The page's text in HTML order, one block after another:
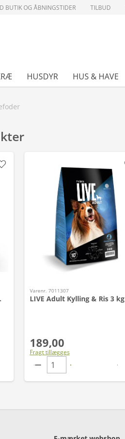
BUTIK OG ÅBNINGSTIDER TILBUD
HUSDYR HUS & HAVE
Varenr. 7011307
LIVE Adult Kylling & Ris 3 kg
189,00
Fragt tillægges